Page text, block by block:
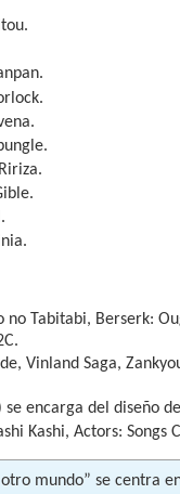
no Tabitabi, Berserk:
Vinland Saga,
se encarga del diseño
Kashi, Actors:
otro mundo” se centra